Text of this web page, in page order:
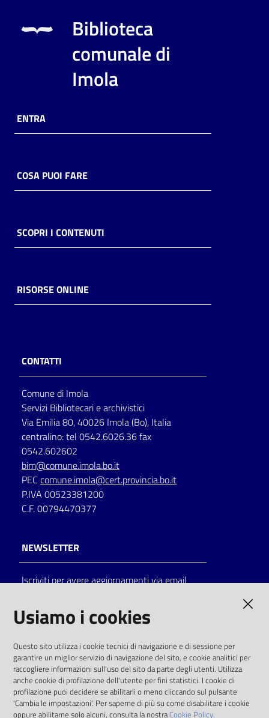
Biblioteca
comunale di
Imola
ENTRA
COSA PUOI FARE
SCOPRI I CONTENUTI
RISORSE ONLINE
CONTATTI
Comune di Imola
Servizi Bibliotecari e archivistici
Via Emilia 80, 40026 Imola (Bo), Italia
centralino: tel 0542.6026.36 fax
0542.602602
bim@comune.imola.bo.it
PEC comune.imola@cert.provincia.bo.it
P.IVA 00523381200
C.F. 00794470377
NEWSLETTER
Iscriviti per avere aggiornamenti via email
solo alle condizioni previste dalla direttiva
comunitaria 2003/98/CE e dal d.lgs. 36/2006
SOCIAL
Usiamo i cookies
Questo sito utilizza i cookie tecnici di navigazione e di sessione per
garantire un miglior servizio di navigazione del sito, e cookie analitici per
raccogliere informazioni sull'uso del sito da parte degli utenti. Utilizza
anche cookie di profilazione dell'utente per fini statistici. I cookie di
profilazione puoi decidere se abilitarli o meno cliccando sul pulsante
'Cambia le impostazioni'. Per saperne di più su come disabilitare i cookie
oppure abilitarne solo alcuni, consulta la nostraCookie Policy.